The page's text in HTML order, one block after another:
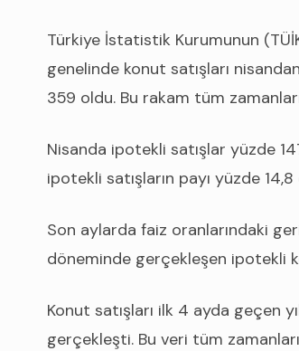
Türkiye İstatistik Kurumunun
genelinde konut satışları
359 oldu. Bu rakam tüm
Nisanda ipotekli satışlar yüzde
ipotekli satışların payı yüzde
Son aylarda faiz oranlarındaki
döneminde gerçekleşen ipotekli
Konut satışları ilk 4 ayda geçen
gerçekleşti. Bu veri tüm